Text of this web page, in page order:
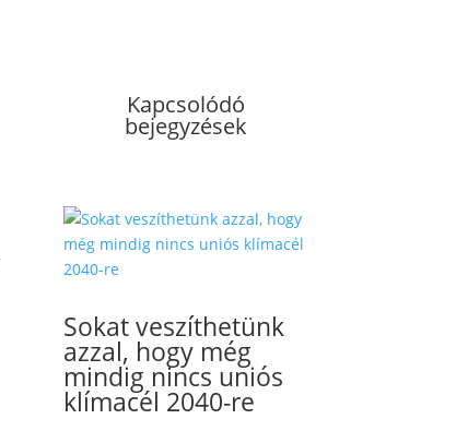
Kapcsolódó
bejegyzések
Sokat veszíthetünk
azzal, hogy még
mindig nincs uniós
klímacél 2040-re